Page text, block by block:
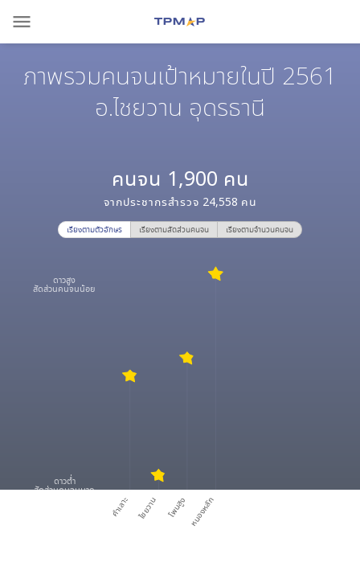
menu
ภาพรวมคนจนเป้าหมายในปี 2561
อ.ไชยวาน อุดรธานี
คนจน 1,900 คน
จากประชากรสำรวจ 24,558 คน
เรียงตามตัวอักษร เรียงตามสัดส่วนคนจน เรียงตามจำนวนคนจน
คำเลาะ ไชยวาน โพนสูง หนองหลัก
ดาวสูง
สัดส่วนคนจนน้อย
ดาวต่ำ
สัดส่วนคนจนมาก